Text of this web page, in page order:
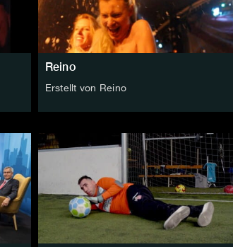
Reino
Erstellt von Reino